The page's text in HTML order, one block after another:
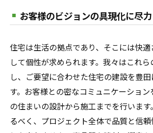
お客様のビジョンの具現化に尽力
住宅は生活の拠点であり、そこには快
して個性が求められます。我々はこれ
し、ご要望に合わせた住宅の建設を豊
す。お客様との密なコミュニケーション
の住まいの設計から施工までを行いま
るべく、プロジェクト全体で品質と信